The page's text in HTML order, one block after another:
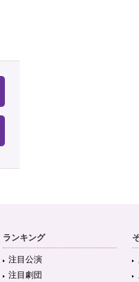
ランキング
注目公演
注目劇団